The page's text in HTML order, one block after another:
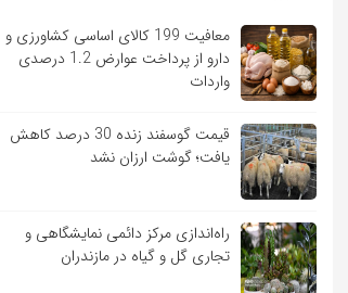
معافیت 199 کالای اساسی کشاورزی و
دارو از پرداخت عوارض 1.2 درصدی
واردات
قیمت گوسفند زنده 30 درصد کاهش
یافت؛ گوشت ارزان نشد
راه‌اندازی مرکز دائمی نمایشگاهی و
تجاری گل و گیاه در مازندران